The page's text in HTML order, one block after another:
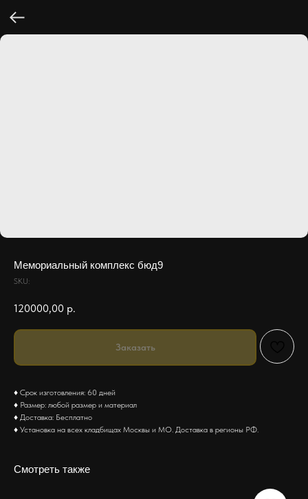
Мемориальный комплекс бюд9
SKU:
120000,00 р.
Заказать
♦ Срок изготовления: 60 дней
♦ Размер: любой размер и материал
♦ Доставка: Бесплатно
♦ Установка на всех кладбищах Москвы и МО. Доставка в регионы РФ.
Смотреть также